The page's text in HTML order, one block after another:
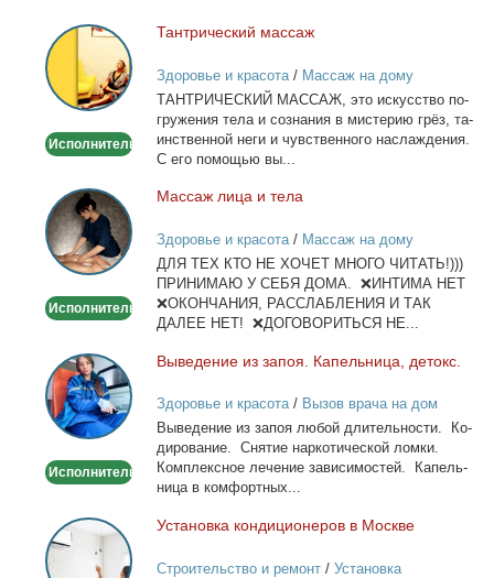
Тантрический
массаж
Исполнитель
Тан­три­че­ский мас­саж
Здоровье и красота/ Массаж на дому
ТАНТРИЧЕСКИЙ МАССАЖ, это ис­кус­ство по­
гру­же­ния те­ла и со­зна­ния в ми­сте­рию грёз, та­
ин­ствен­ной неги и чув­ствен­но­го на­сла­жде­ния.
С его по­мо­щью вы...
Массаж
лица
и
тела
Исполнитель
Мас­саж ли­ца и те­ла
Здоровье и красота/ Массаж на дому
ДЛЯ ТЕХ КТО НЕ ХОЧЕТ МНОГО ЧИТАТЬ!)))
ПРИНИМАЮ У СЕБЯ ДОМА. ❌ИНТИМА НЕТ
❌ОКОНЧАНИЯ, РАССЛАБЛЕНИЯ И ТАК
ДАЛЕЕ НЕТ! ❌ДОГОВОРИТЬСЯ НЕ...
Выведение
из
запоя.
Капельница,
Исполнитель
Вы­ве­де­ние из за­поя. Ка­пель­ни­ца, де­токс.
Здоровье и красота/ Вызов врача на дом
Вы­ве­де­ние из за­поя лю­бой дли­тель­но­сти. Ко­
ди­ро­ва­ние. Сня­тие нар­ко­ти­че­ской лом­ки.
Ком­плекс­ное ле­че­ние за­ви­си­мо­стей. Ка­пель­
ни­ца в ком­форт­ных...
Установка
кондиционеров
в
Уста­нов­ка кон­ди­ци­о­не­ров в Москве
Строительство и ремонт/ Установка